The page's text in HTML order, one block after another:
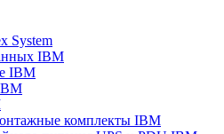
System
IBM
IBM
комплекты IBM